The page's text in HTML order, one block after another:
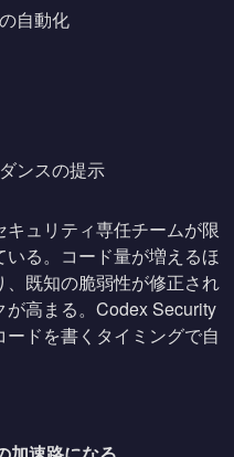
自動化
ンスの提示
ュリティ専任チームが限
る。コード量が増えるほ
既知の脆弱性が修正され
高まる。Codex Security
ドを書くタイミングで自